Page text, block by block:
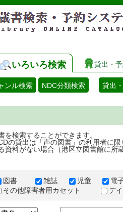
いろいろ検索 貸出・
ンル検索 NDC分類検索 貸出
検索することができます。
の貸出は「声の図書」の利用者に限
資料がない場合（港区立図書館に所
図書 雑誌 児童
電
その他障害者用カセット
デ